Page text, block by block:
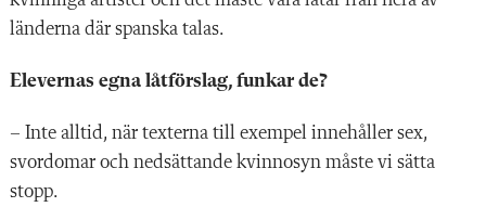
länderna där spanska talas.
Elevernas egna låtförslag, funkar de?
– Inte alltid, när texterna till exempel innehåller sex,
svordomar och nedsättande kvinnosyn måste vi sätta
stopp.